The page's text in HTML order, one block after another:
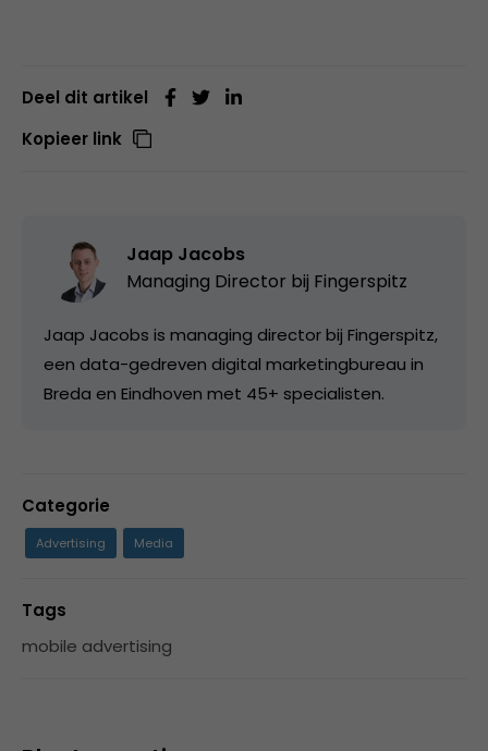
Deel dit artikel
Kopieer link
Jaap Jacobs
Managing Director bij Fingerspitz
Jaap Jacobs is managing director bij Fingerspitz,
een data-gedreven digital marketingbureau in
Breda en Eindhoven met 45+ specialisten.
Categorie
Advertising Media
Tags
mobile advertising